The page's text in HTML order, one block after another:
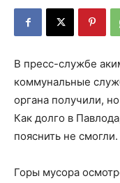
В пресс-службе
коммунальные
органа получили,
Как долго в
пояснить не смогли.
Горы мусора